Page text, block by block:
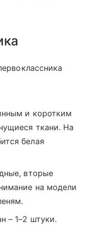
и коротким
ткани. На
белая
вторые
на модели
– 1–2 штуки.